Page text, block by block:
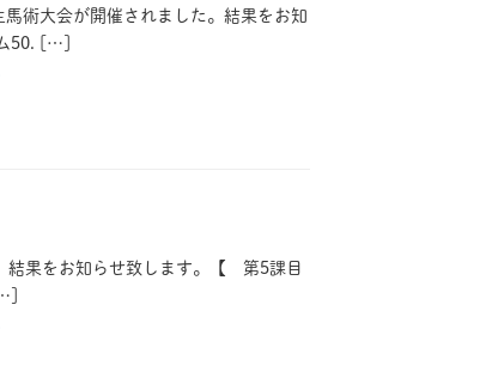
術大会が開催されました。結果をお知
50. […]
結果をお知らせ致します。【 第5課目